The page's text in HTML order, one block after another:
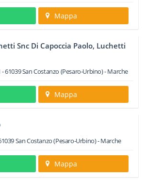
Mappa
Snc Di Capoccia Paolo, Luchetti
-61039San Costanzo (Pesaro-Urbino) -Marche
Mappa
San Costanzo(Pesaro-Urbino) -Marche
Mappa